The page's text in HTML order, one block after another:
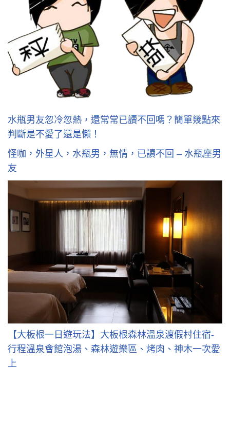
水瓶男友忽冷忽熱，還常常已讀不回嗎？簡單幾點來
判斷是不愛了還是懶！
怪咖，外星人，水瓶男，無情，已讀不回 – 水瓶座男
友
【大板根一日遊玩法】大板根森林溫泉渡假村住宿-
行程溫泉會館泡湯、森林遊樂區、烤肉、神木一次愛
上